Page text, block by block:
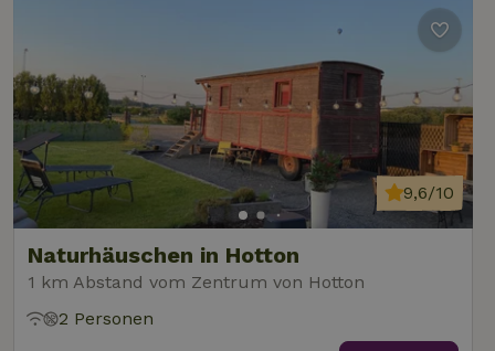
Naturhäuschen in Hotton
1 km Abstand vom Zentrum von Hotton
9,6/10
2 Personen